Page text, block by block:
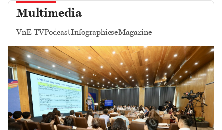
Multimedia
VnE TVPodcastInfographicseMagazine